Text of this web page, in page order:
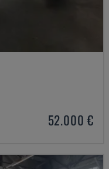
52.000 €